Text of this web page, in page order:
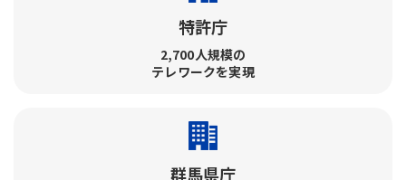
特許庁
2,700人規模の
テレワークを実現
群馬県庁